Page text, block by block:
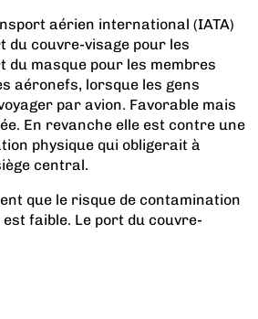
aérien international (IATA)
du couvre-visage pour les
du masque pour les membres
aéronefs, lorsque les gens
par avion. Favorable mais
En revanche elle est contre une
physique qui obligerait à
central.
que le risque de contamination
faible. Le port du couvre-